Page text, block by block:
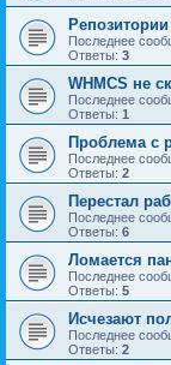
Последнее
Ответы: 3
WHMCS не
Последнее
Ответы: 1
Проблема с
Последнее
Ответы: 2
Перестал
Последнее
Ответы: 6
Ломается
Последнее
Ответы: 5
Исчезают
Последнее
Ответы: 2